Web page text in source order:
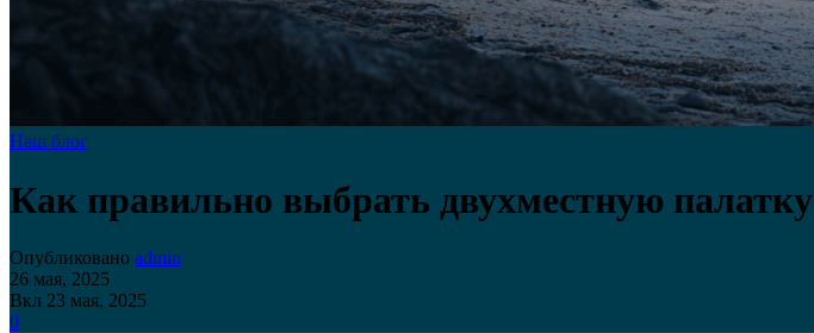
Наш блог
Как правильно выбрать двухместную палатку
Опубликовано admin
26 мая, 2025
Вкл 23 мая, 2025
0